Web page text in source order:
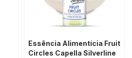
Essência Alimentícia Fruit
Circles Capella Silverline